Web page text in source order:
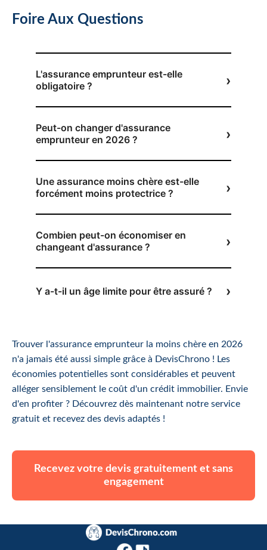
Foire Aux Questions
L'assurance emprunteur est-elle
obligatoire ?
Peut-on changer d'assurance
emprunteur en 2026 ?
Une assurance moins chère est-elle
forcément moins protectrice ?
Combien peut-on économiser en
changeant d'assurance ?
Y a-t-il un âge limite pour être assuré ?
Trouver l'assurance emprunteur la moins chère en 2026
n'a jamais été aussi simple grâce à DevisChrono ! Les
économies potentielles sont considérables et peuvent
alléger sensiblement le coût d'un crédit immobilier. Envie
d'en profiter ? Découvrez dès maintenant notre service
gratuit et recevez des devis adaptés !
Recevez votre devis gratuitement et sans
engagement